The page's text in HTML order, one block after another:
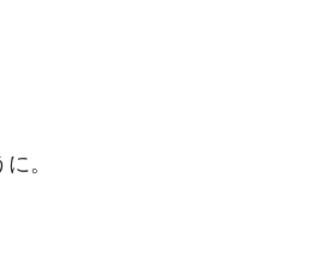
。